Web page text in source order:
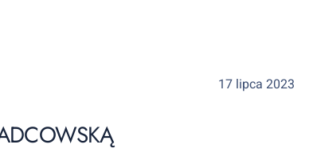
17 lipca 2023